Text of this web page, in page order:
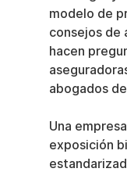
modelo de
consejos de
hacen
abogados
Una
exposición